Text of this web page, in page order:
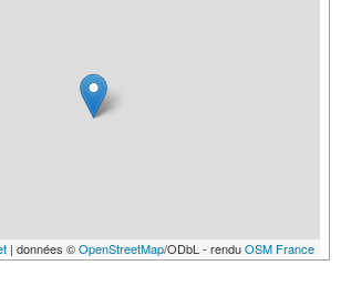
| données ©OpenStreetMap/ODbL - renduOSM France